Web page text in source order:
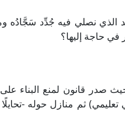
الذي نصلي فيه جُدِّد سَجَّادُه
حاجة إليها؟
صدر قانون لمنع البناء على
ثم منازل حوله -